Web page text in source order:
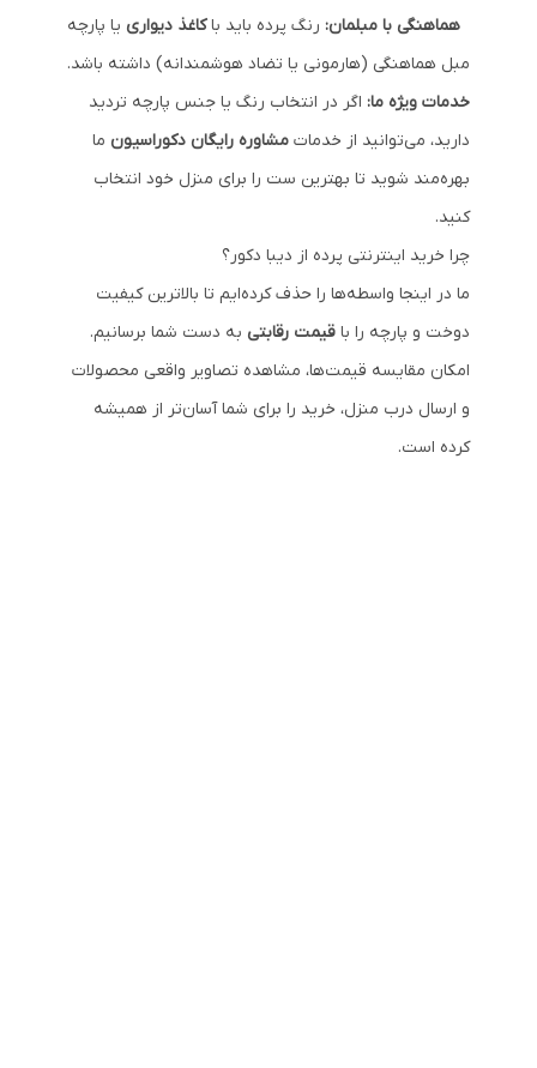
هماهنگی با مبلمان: رنگ پرده باید باکاغذ دیواری یا پارچه
مبل هماهنگی (هارمونی یا تضاد هوشمندانه) داشته باشد.
خدمات ویژه ما: اگر در انتخاب رنگ یا جنس پارچه تردید
دارید، می‌توانید از خدمات مشاوره رایگان دکوراسیون ما
بهره‌مند شوید تا بهترین ست را برای منزل خود انتخاب
کنید.
چرا خرید اینترنتی پرده از دیبا دکور؟
ما در اینجا واسطه‌ها را حذف کرده‌ایم تا بالاترین کیفیت
دوخت و پارچه را با قیمت رقابتی به دست شما برسانیم.
امکان مقایسه قیمت‌ها، مشاهده تصاویر واقعی محصولات
و ارسال درب منزل، خرید را برای شما آسان‌تر از همیشه
کرده است.